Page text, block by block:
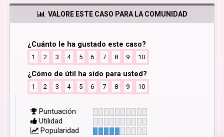
VALORE ESTE CASO PARA LA COMUNIDAD
¿Cuánto le ha gustado este caso?
1 2 3 4 5 6 7 8 9 10
¿Cómo de útil ha sido para usted?
1 2 3 4 5 6 7 8 9 10
Puntuación
Utilidad
Popularidad